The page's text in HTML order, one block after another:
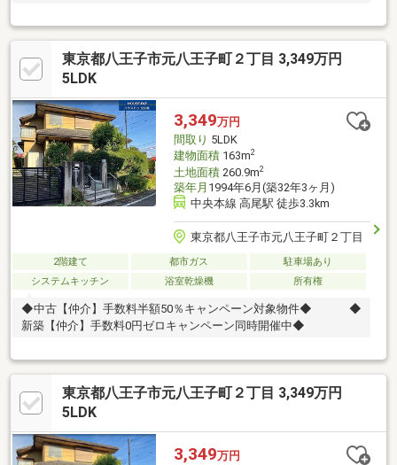
東京都八王子市元八王子町２丁目 3,349万円
5LDK
3,349万円
間取り 5LDK
建物面積163m2
土地面積260.9m2
築年月 1994年6月(築32年3ヶ月)
中央本線 高尾駅 徒歩3.3km
東京都八王子市元八王子町２丁目
2階建て 都市ガス
駐車場あり
システムキッチン
浴室乾燥機 所有権
◆中古【仲介】手数料半額50％キャンペーン対象物件◆ ◆
新築【仲介】手数料0円ゼロキャンペーン同時開催中◆
東京都八王子市元八王子町２丁目 3,349万円
5LDK
3,349万円